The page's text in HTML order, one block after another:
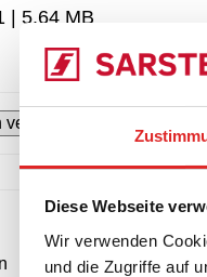
Diese Webseite
Wir verwenden
und die Zugriffe auf
|5.64 MB